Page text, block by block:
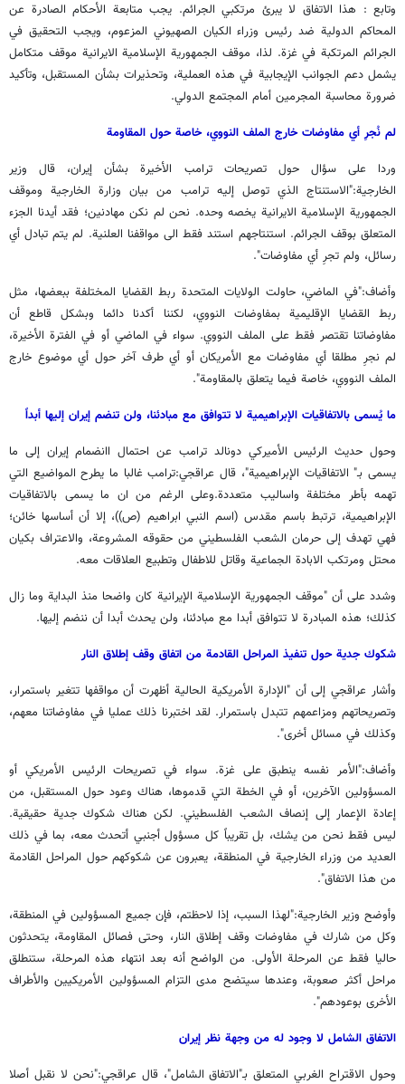
وتابع : هذا الاتفاق لا يبرئ مرتكبي الجرائم. يجب متابعة الأحكام الصادرة عن
المحاكم الدولية ضد رئيس وزراء الكيان الصهيوني المزعوم، ويجب التحقيق في
الجرائم المرتكبة في غزة. لذا، موقف الجمهورية الإسلامية الايرانية موقف متكامل
يشمل دعم الجوانب الإيجابية في هذه العملية، وتحذيرات بشأن المستقبل، وتأكيد
ضرورة محاسبة المجرمين أمام المجتمع الدولي.
لم نُجرِ أي مفاوضات خارج الملف النووي، خاصة حول المقاومة
وردا على سؤال حول تصريحات ترامب الأخيرة بشأن إيران، قال وزير
الخارجية:"الاستنتاج الذي توصل إليه ترامب من بيان وزارة الخارجية وموقف
الجمهورية الإسلامية الايرانية يخصه وحده. نحن لم نكن مهادنين؛ فقد أيدنا الجزء
المتعلق بوقف الجرائم. استنتاجهم استند فقط الى مواقفنا العلنية. لم يتم تبادل أي
رسائل، ولم تجرِ أي مفاوضات".
وأضاف:"في الماضي، حاولت الولايات المتحدة ربط القضايا المختلفة ببعضها، مثل
ربط القضايا الإقليمية بمفاوضات النووي، لكننا أكدنا دائما وبشكل قاطع أن
مفاوضاتنا تقتصر فقط على الملف النووي. سواء في الماضي أو في الفترة الأخيرة،
لم نجرِ مطلقا أي مفاوضات مع الأمريكان أو أي طرف آخر حول أي موضوع خارج
الملف النووي، خاصة فيما يتعلق بالمقاومة".
ما يُسمى بالاتفاقيات الإبراهيمية لا تتوافق مع مبادئنا، ولن تنضم إيران إليها أبداً
وحول حديث الرئيس الأميركي دونالد ترامب عن احتمال اانضمام إيران إلى ما
يسمى بـ" الاتفاقيات الإبراهيمية"، قال عراقجي:ترامب غالبا ما يطرح المواضيع التي
تهمه بأطر مختلفة واساليب متعددة.وعلى الرغم من ان ما يسمى بالاتفاقيات
الإبراهيمية، ترتبط باسم مقدس (اسم النبي ابراهيم (ص))، إلا أن أساسها خائن؛
فهي تهدف إلى حرمان الشعب الفلسطيني من حقوقه المشروعة، والاعتراف بكيان
محتل ومرتكب الابادة الجماعية وقاتل للاطفال وتطبيع العلاقات معه.
وشدد على أن "موقف الجمهورية الإسلامية الإيرانية كان واضحا منذ البداية وما زال
كذلك؛ هذه المبادرة لا تتوافق أبدا مع مبادئنا، ولن يحدث أبدا أن ننضم إليها.
شكوك جدية حول تنفيذ المراحل القادمة من اتفاق وقف إطلاق النار
وأشار عراقجي إلى أن "الإدارة الأمريكية الحالية أظهرت أن مواقفها تتغير باستمرار،
وتصريحاتهم ومزاعمهم تتبدل باستمرار. لقد اختبرنا ذلك عمليا في مفاوضاتنا معهم،
وكذلك في مسائل أخرى".
وأضاف:"الأمر نفسه ينطبق على غزة. سواء في تصريحات الرئيس الأمريكي أو
المسؤولين الآخرين، أو في الخطة التي قدموها، هناك وعود حول المستقبل، من
إعادة الإعمار إلى إنصاف الشعب الفلسطيني. لكن هناك شكوك جدية حقيقية.
ليس فقط نحن من يشك، بل تقريباً كل مسؤول أجنبي أتحدث معه، بما في ذلك
العديد من وزراء الخارجية في المنطقة، يعبرون عن شكوكهم حول المراحل القادمة
من هذا الاتفاق".
وأوضح وزير الخارجية:"لهذا السبب، إذا لاحظتم، فإن جميع المسؤولين في المنطقة،
وكل من شارك في مفاوضات وقف إطلاق النار، وحتى فصائل المقاومة، يتحدثون
حاليا فقط عن المرحلة الأولى. من الواضح أنه بعد انتهاء هذه المرحلة، ستنطلق
مراحل أكثر صعوبة، وعندها سيتضح مدى التزام المسؤولين الأمريكيين والأطراف
الأخرى بوعودهم".
الاتفاق الشامل لا وجود له من وجهة نظر إيران
وحول الاقتراح الغربي المتعلق بـ"الاتفاق الشامل"، قال عراقجي:"نحن لا نقبل أصلا